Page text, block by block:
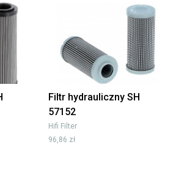
Filtr hydrauliczny SH
57152
Hifi Filter
96,86 zł